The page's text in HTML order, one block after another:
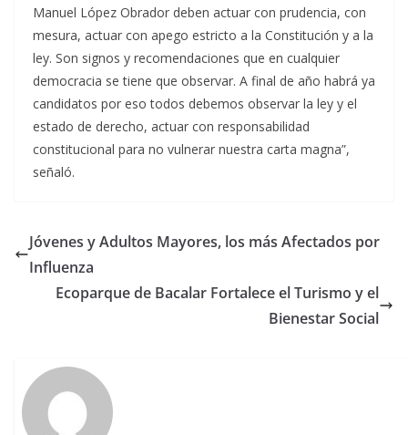
Manuel López Obrador deben actuar con prudencia, con
mesura, actuar con apego estricto a la Constitución y a la
ley. Son signos y recomendaciones que en cualquier
democracia se tiene que observar. A final de año habrá ya
candidatos por eso todos debemos observar la ley y el
estado de derecho, actuar con responsabilidad
constitucional para no vulnerar nuestra carta magna”,
señaló.
Jóvenes y Adultos Mayores, los más Afectados por
Influenza
Ecoparque de Bacalar Fortalece el Turismo y el
Bienestar Social